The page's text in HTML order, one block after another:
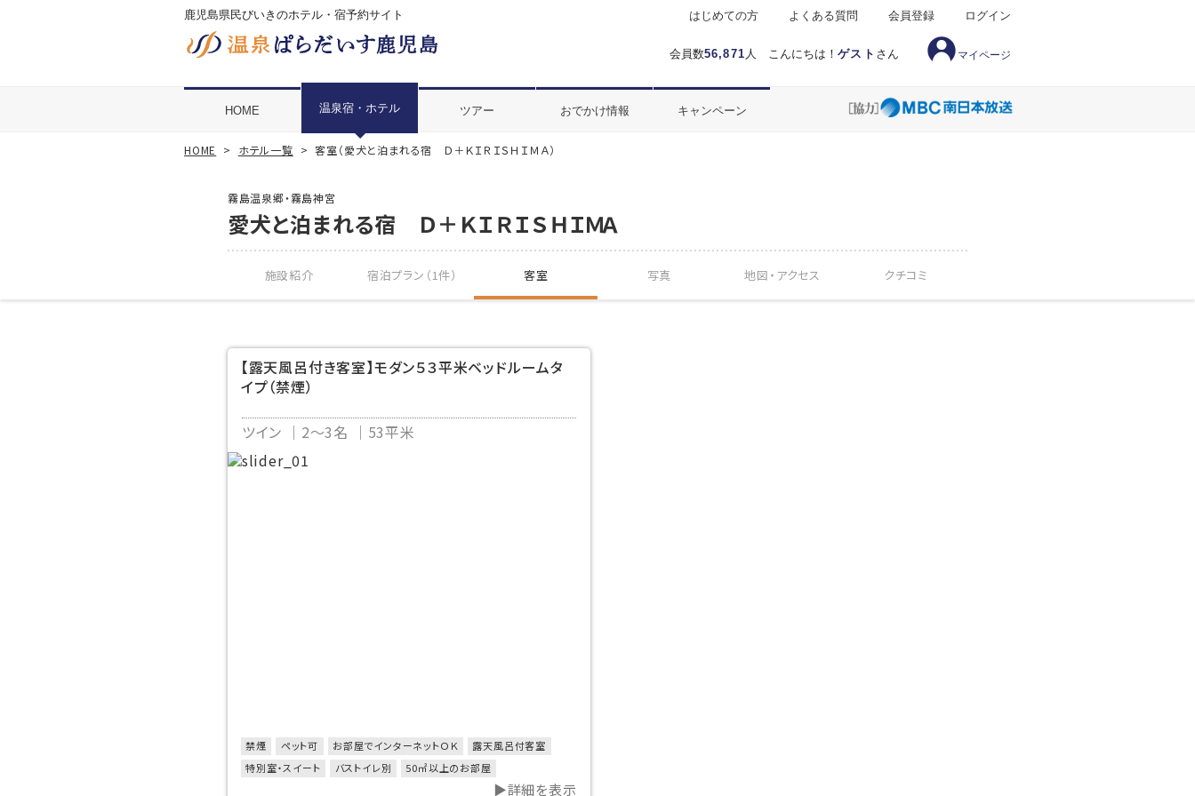
鹿児島県民びいきのホテル・宿予約サイト
会員数56,871 人 こんにちは！ゲスト さん マイページ
はじめての方 よくある質問 会員登録 ログイン
HOME 温泉宿・ホテル ツアー おでかけ情報 キャンペーン
HOME ホテル一覧 客室（愛犬と泊まれる宿 Ｄ＋ＫＩＲＩＳＨＩＭＡ）
霧島温泉郷・霧島神宮
愛犬と泊まれる宿 Ｄ＋ＫＩＲＩＳＨＩＭＡ
施設紹介 宿泊プラン（1件） 客室 写真 地図・ アクセス クチコミ
【露天風呂付き客室】モダン５３平米ベッドルームタ
イプ（禁煙）
ツイン 2～3名 53平米
禁煙 ペット可 お部屋でインターネットＯＫ
露天風呂付客室
特別室・スイート
バストイレ別 50㎡以上のお部屋
▶詳細を表示